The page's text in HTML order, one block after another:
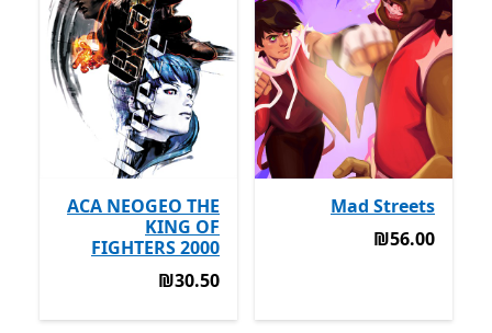
Mad Streets
‪₪56.00‬
‪₪56.00‬
ACA NEOGEO THE
KING OF
FIGHTERS 2000
‪₪30.50‬
‪₪30.50‬